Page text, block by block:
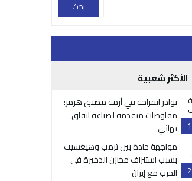
الأكثر شعبية
1
بوادر انفراجة في أزمة مضيق هرمز:
مفاوضات متقدمة لصياغة اتفاق
نهائي
2
مواجهة حادة بين ترمب وهيغسيث
بسبب استنزاف مخازن الذخيرة في
الحرب مع إيران